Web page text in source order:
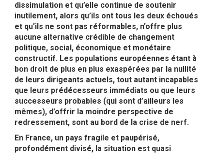
dissimulation et qu’elle continue de soutenir
inutilement, alors qu’ils ont tous les deux échoués
et qu’ils ne sont pas réformables, n’offre plus
aucune alternative crédible de changement
politique, social, économique et monétaire
constructif. Les populations européennes étant à
bon droit de plus en plus exaspérées par la nullité
de leurs dirigeants actuels, tout autant incapables
que leurs prédécesseurs immédiats ou que leurs
successeurs probables (qui sont d’ailleurs les
mêmes), d’offrir la moindre perspective de
redressement, sont au bord de la crise de nerf.
En France, un pays fragile et paupérisé,
profondément divisé, la situation est quasi